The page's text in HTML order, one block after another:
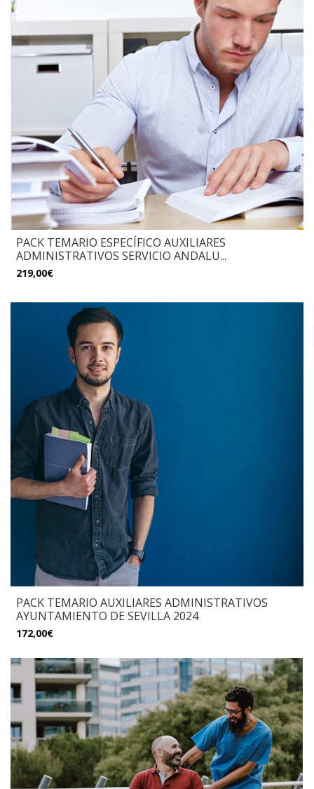
PACK TEMARIO ESPECÍFICO AUXILIARES
ADMINISTRATIVOS SERVICIO ANDALU...
219,00€
PACK TEMARIO AUXILIARES ADMINISTRATIVOS
AYUNTAMIENTO DE SEVILLA 2024
172,00€